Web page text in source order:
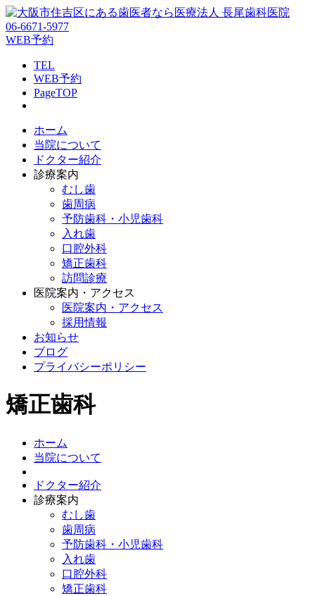
06-6671-5977
WEB予約
TEL
WEB予約
PageTOP
ホーム
当院について
ドクター紹介
診療案内
むし歯
歯周病
予防歯科・小児歯科
入れ歯
口腔外科
矯正歯科
訪問診療
医院案内・アクセス
医院案内・アクセス
採用情報
お知らせ
ブログ
プライバシーポリシー
矯正歯科
ホーム
当院について
ドクター紹介
診療案内
むし歯
歯周病
予防歯科・小児歯科
入れ歯
口腔外科
矯正歯科